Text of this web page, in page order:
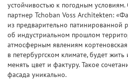
устойчивостью к погодным
партнер Tchoban Voss Architekten:
из предварительно патинированной
об индустриальном прошлом
атмосферным явлениям
в петербургском климате, будет
менять цвет и фактуру. Такое
фасада уникально.